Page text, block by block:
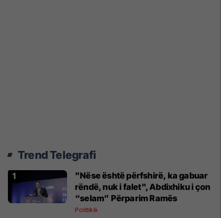
Trend Telegrafi
"Nëse është përfshirë, ka gabuar
rëndë, nuk i falet", Abdixhiku i çon
“selam” Përparim Ramës
Politikë